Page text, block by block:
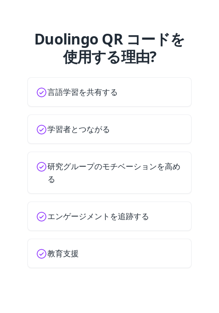
Duolingo QR コードを
使用する理由?
言語学習を共有する
学習者とつながる
研究グループのモチベーションを高め
る
エンゲージメントを追跡する
教育支援